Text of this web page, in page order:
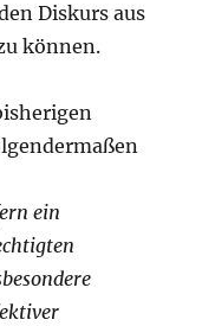
Diskurs aus
können.
ein